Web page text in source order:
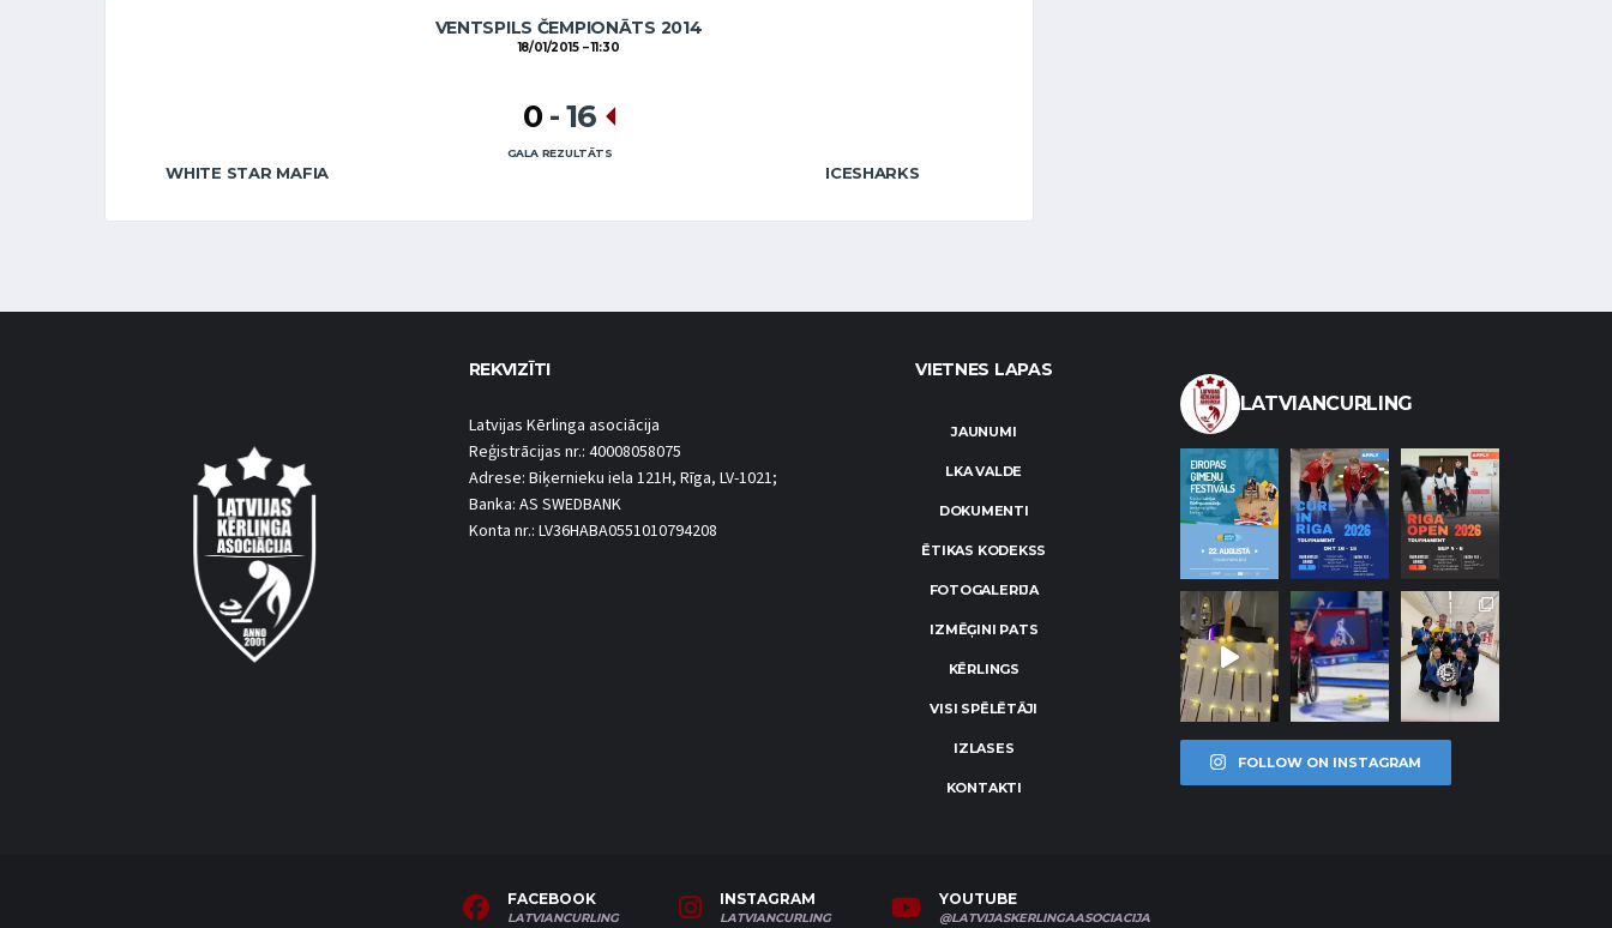
VENTSPILS ČEMPIONĀTS 2014
18/01/2015 11:30
WHITE STAR MAFIA ICESHARKS
0 -16
GALA REZULTĀTS
REKVIZĪTI
Latvijas Kērlinga asociācija
Reģistrācijas nr.: 40008058075
Adrese: Biķernieku iela 121H, Rīga, LV-1021;
Banka: AS SWEDBANK
Konta nr.: LV36HABA0551010794208
VIETNES LAPAS
JAUNUMI
LKA VALDE
DOKUMENTI
ĒTIKAS KODEKSS
FOTOGALERIJA
IZMĒĢINI PATS
KĒRLINGS
VISI SPĒLĒTĀJI
IZLASES
KONTAKTI
LATVIANCURLING
FOLLOW ON INSTAGRAM
FACEBOOK
LATVIANCURLING
INSTAGRAM
LATVIANCURLING
YOUTUBE
@LATVIJASKERLINGAASOCIACIJA